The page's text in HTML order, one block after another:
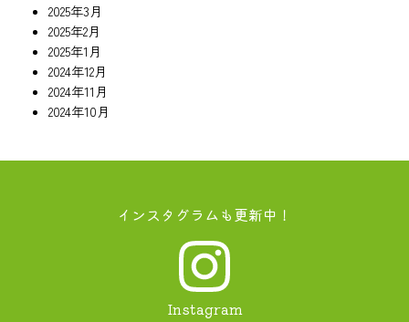
2025年3月
2025年2月
2025年1月
2024年12月
2024年11月
2024年10月
インスタグラムも更新中！
Instagram